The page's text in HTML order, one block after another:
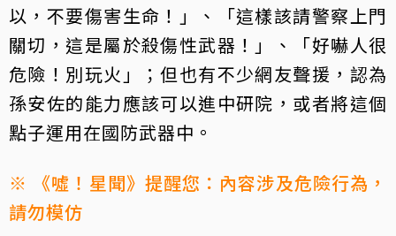
以，不要傷害生命！」、「這樣該請警察上門
關切，這是屬於殺傷性武器！」、「好嚇人很
危險！別玩火」；但也有不少網友聲援，認為
孫安佐的能力應該可以進中研院，或者將這個
點子運用在國防武器中。
※ 《噓！星聞》提醒您：內容涉及危險行為，
請勿模仿